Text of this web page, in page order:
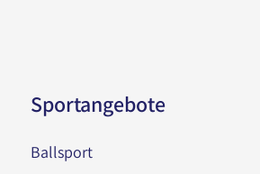
Sportangebote
Ballsport